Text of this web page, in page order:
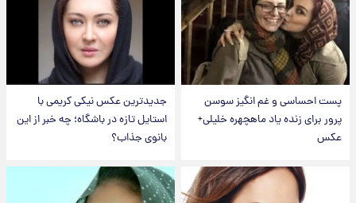
پست احساسی و غم انگیز سوسن
پرور برای زنده یاد ماهچهره خلیلی+
عکس
جدیدترین عکس نیکی کریمی با
استایل تازه در باشگاه؛ چه خبر از این
بانوی جذاب؟